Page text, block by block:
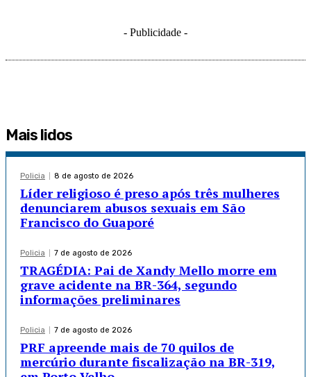
- Publicidade -
Mais lidos
Policia 8 de agosto de 2026
Líder religioso é preso após três mulheres
denunciarem abusos sexuais em São
Francisco do Guaporé
Policia 7 de agosto de 2026
TRAGÉDIA: Pai de Xandy Mello morre em
grave acidente na BR-364, segundo
informações preliminares
Policia 7 de agosto de 2026
PRF apreende mais de 70 quilos de
mercúrio durante fiscalização na BR-319,